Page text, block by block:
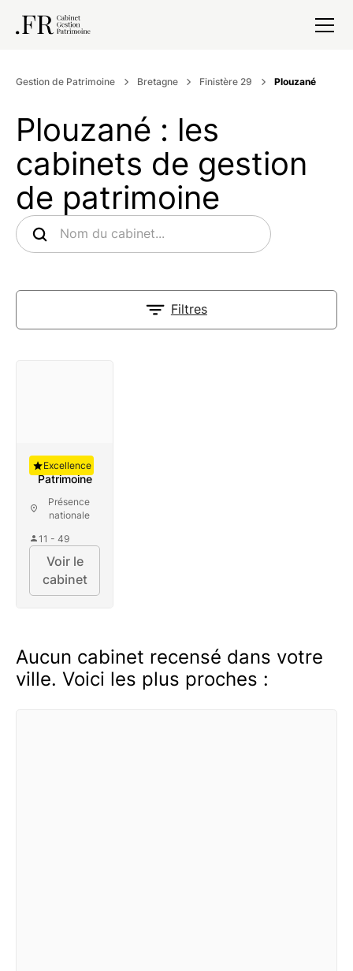
Gestion de Patrimoine Bretagne Finistère 29 Plouzané
Plouzané : les
cabinets de gestion
de patrimoine
Filtres
Auguste
Patrimoine
Présence
nationale
11 - 49
Excellence
Voir le
cabinet
Aucun cabinet recensé dans votre
ville. Voici les plus proches :